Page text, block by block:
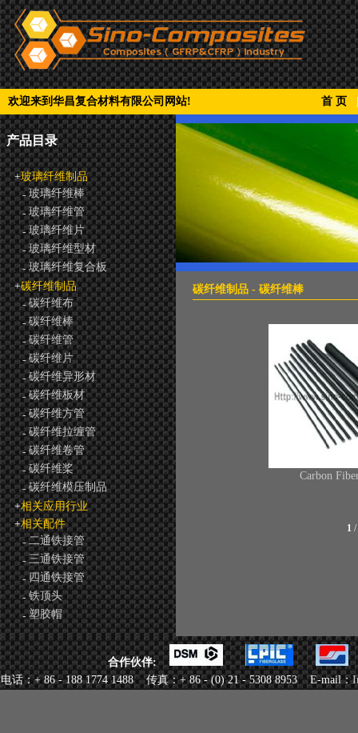
欢迎来到华昌复合材料有限公司网站! 首 页
产品目录
+玻璃纤维制品
- 玻璃纤维棒
- 玻璃纤维管
- 玻璃纤维片
- 玻璃纤维型材
- 玻璃纤维复合板
+碳纤维制品
- 碳纤维布
- 碳纤维棒
- 碳纤维管
- 碳纤维片
- 碳纤维异形材
- 碳纤维板材
- 碳纤维方管
- 碳纤维拉缠管
- 碳纤维卷管
- 碳纤维桨
- 碳纤维模压制品
+相关应用行业
+相关配件
- 二通铁接管
- 三通铁接管
- 四通铁接管
- 铁顶头
- 塑胶帽
碳纤维制品 - 碳纤维棒
Carbon
1 /
合作伙伴:
电话：+ 86 - 188 1774 1488 传真：+ 86 - (0) 21 - 5308 8953 E-mail：